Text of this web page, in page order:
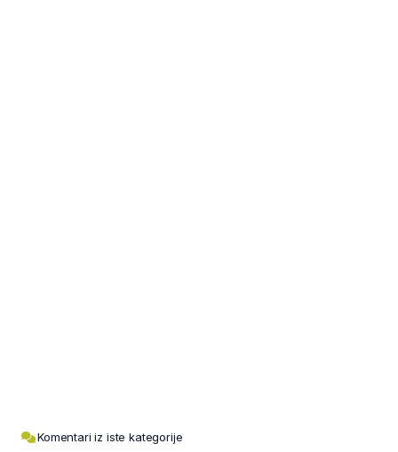
Komentari iz iste kategorije